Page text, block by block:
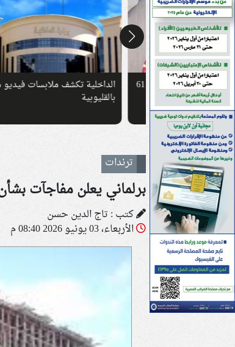
لماذا ارتدى محمد صلاح القميص رقم 61 الداخلية تكشف ملابسات فيديو
بالقليوبية
ترندات
برلماني يعلن مفاجآت
كتب : تاج الدين حسن
الأربعاء، 03 يونيو 2026 08:40 م